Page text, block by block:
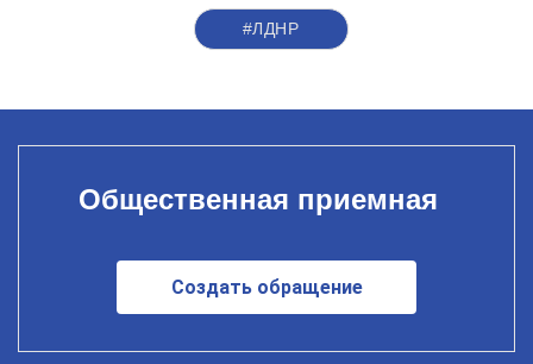
#ЛДНР
Общественная приемная
Создать обращение